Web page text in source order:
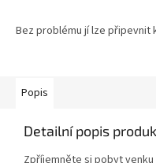
Bez problému jí lze připevnit
Popis
Detailní popis